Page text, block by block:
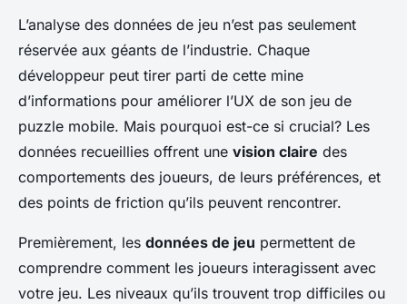
L’analyse des données de jeu n’est pas seulement
réservée aux géants de l’industrie. Chaque
développeur peut tirer parti de cette mine
d’informations pour améliorer l’UX de son jeu de
puzzle mobile. Mais pourquoi est-ce si crucial? Les
données recueillies offrent une vision claire des
comportements des joueurs, de leurs préférences, et
des points de friction qu’ils peuvent rencontrer.
Premièrement, les données de jeu permettent de
comprendre comment les joueurs interagissent avec
votre jeu. Les niveaux qu’ils trouvent trop difficiles ou